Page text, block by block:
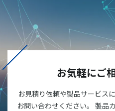
お気軽にご
お見積り依頼や製品サービス
お問い合わせください。 製品